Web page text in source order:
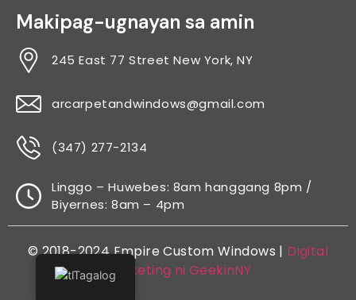
Makipag-ugnayan sa amin
245 East 77 Street New York, NY
arcarpetandwindows@gmail.com
(347) 277-2134
Linggo – Huwebes: 8am hanggang 8pm /
Biyernes: 8am – 4pm
© 2018-2024 Empire Custom Windows | Digital
Marketing ni GeekinNY
Tagalog